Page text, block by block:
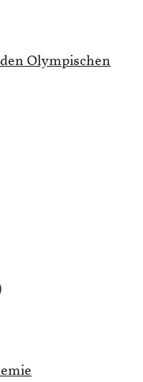
Olympischen